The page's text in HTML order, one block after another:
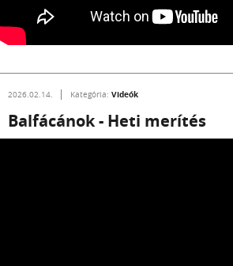
2026.02.14. Kategória: Videók
Balfácánok - Heti merítés